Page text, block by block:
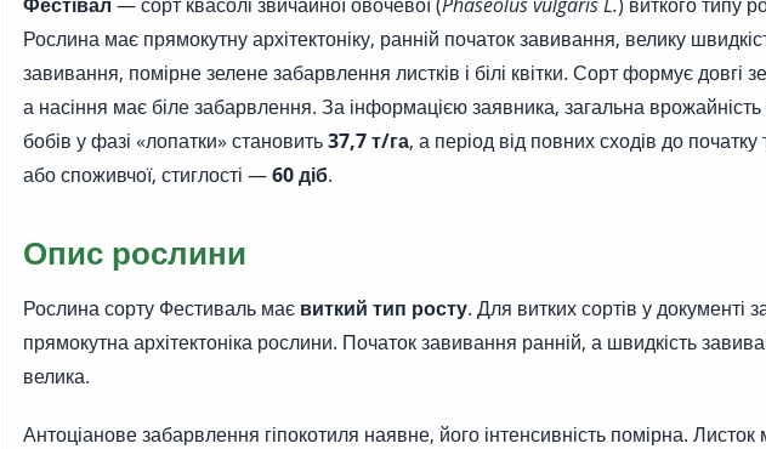
Рослина має прямокутну архітектоніку, ранній початок завивання, велику
завивання, помірне зелене забарвлення листків і білі квітки. Сорт формує довгі
а насіння має біле забарвлення. За інформацією заявника, загальна
бобів у фазі «лопатки» становить37,7 т/га, а період від повних сходів до початку
або споживчої, стиглості —60 діб.
Опис рослини
Рослина сорту Фестиваль має виткий тип росту. Для витких сортів у документі
прямокутна архітектоніка рослини. Початок завивання ранній, а швидкість
велика.
Антоціанове забарвлення гіпокотиля наявне, його інтенсивність помірна. Листок